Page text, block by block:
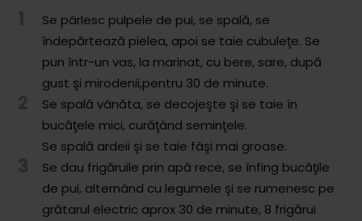
Salate
Sandwichuri și Wraps
Supe și Ciorbe
Rețete Video
Comunitatea
iCooking
Se pârlesc pulpele de pui, se spală, se
îndepărtează pielea, apoi se taie cubuleţe. Se
pun într-un vas, la marinat, cu bere, sare, după
gust şi mirodenii,pentru 30 de minute.
Se spală vânăta, se decojeşte şi se taie în
bucăţele mici, curăţând seminţele.
Se spală ardeii şi se taie fâşi mai groase.
Se dau frigăruile prin apă rece, se înfing bucăţile
de pui, alternând cu legumele şi se rumenesc pe
grătarul electric aprox 30 de minute, 8 frigărui